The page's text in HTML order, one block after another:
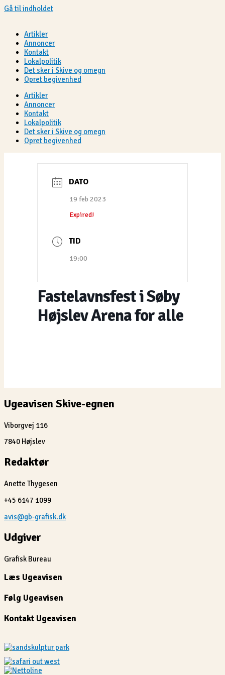
Gå til indholdet
Artikler
Annoncer
Kontakt
Lokalpolitik
Det sker i Skive og omegn
Opret begivenhed
Artikler
Annoncer
Kontakt
Lokalpolitik
Det sker i Skive og omegn
Opret begivenhed
DATO
19 feb 2023
Expired!
TID
19:00
Fastelavnsfest i Søby
Højslev Arena for alle
Ugeavisen Skive-egnen
Viborgvej 116
7840 Højslev
Redaktør
Anette Thygesen
+45 6147 1099
avis@gb-grafisk.dk
Udgiver
Grafisk Bureau
Læs Ugeavisen
Følg Ugeavisen
Kontakt Ugeavisen